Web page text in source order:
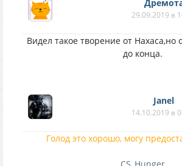
29.09.2019 в
Видел такое творение от Нахаса,но
до конца.
Janel
14.10.2019 в
Голод это хорошо, могу